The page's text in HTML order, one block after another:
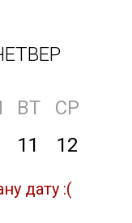
ВТ
СР
11 12
дату :(